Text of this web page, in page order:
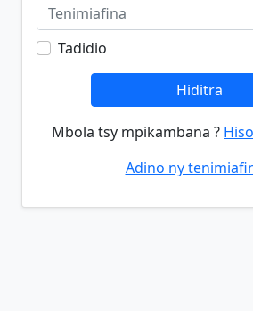
Tadidio
Hiditra
Mbola tsy mpikambana ?
Adino ny